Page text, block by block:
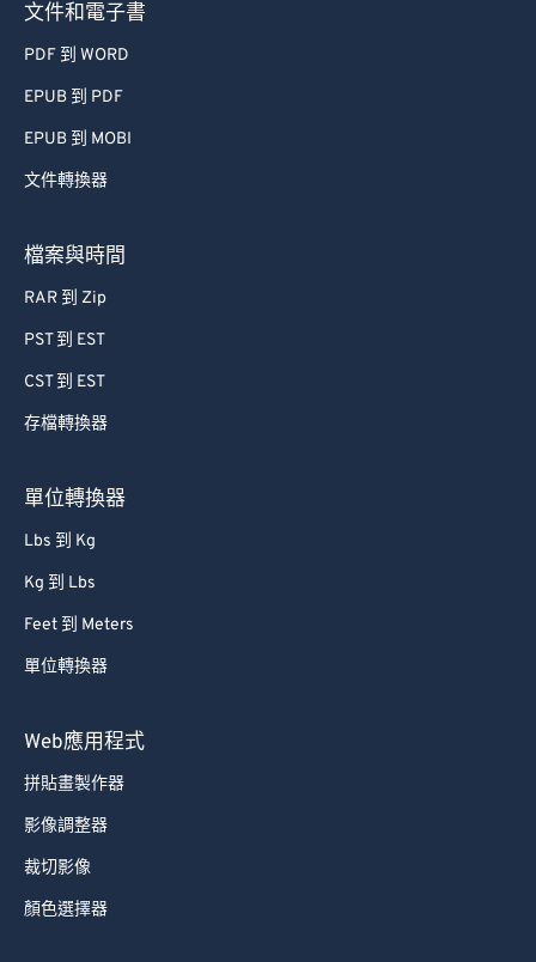
文件和電子書
PDF 到 WORD
EPUB 到 PDF
EPUB 到 MOBI
文件轉換器
檔案與時間
RAR 到 Zip
PST 到 EST
CST 到 EST
存檔轉換器
單位轉換器
Lbs 到 Kg
Kg 到 Lbs
Feet 到 Meters
單位轉換器
Web應用程式
拼貼畫製作器
影像調整器
裁切影像
顏色選擇器